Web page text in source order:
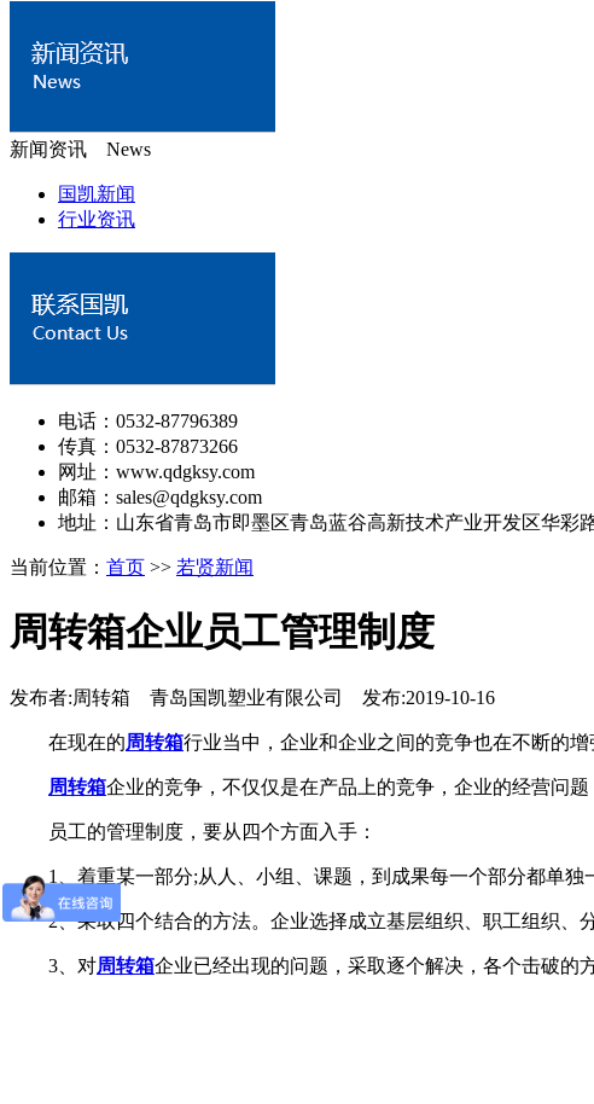
新闻资讯 News
国凯新闻
行业资讯
电话：0532-87796389
传真：0532-87873266
网址：www.qdgksy.com
邮箱：sales@qdgksy.com
地址：山东省青岛市即墨区青岛蓝谷高新技术产业开发区华彩
当前位置： 首页 >> 若贤新闻
周转箱企业员工管理制度
发布者:周转箱 青岛国凯塑业有限公司 发布:2019-10-16
在现在的周转箱行业当中，企业和企业之间的竞争也在不断的
周转箱企业的竞争，不仅仅是在产品上的竞争，企业的经营问
员工的管理制度，要从四个方面入手：
1、着重某一部分;从人、小组、课题，到成果每一个部分都单独
2、采取四个结合的方法。企业选择成立基层组织、职工组织、分
3、对周转箱企业已经出现的问题，采取逐个解决，各个击破的